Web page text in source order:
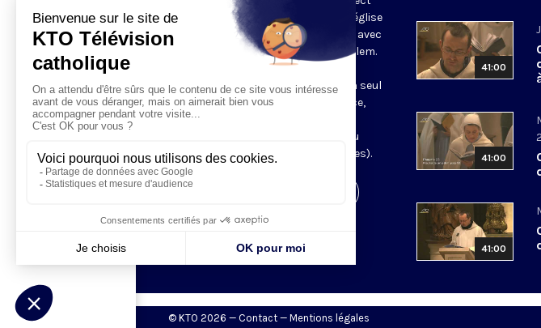
l’office du milieu du jour, en direct de l’église
Saint-Gervais-Saint-Protais (Paris 4e), avec
les Fraternités Monastiques de Jérusalem.
L’Office du Milieu du Jour regroupe, en
particulier, «au milieu du jour» et en un seul
office, les heures monastiques de Tierce,
Sexte et None. Il permet à l’Église de
retrouver son Seigneur entre l’office du
matin (Laudes) et l’office du soir (Vêpres).
41:00
41:00
41:00
© KTO 2026 — Contact — Mentions légales